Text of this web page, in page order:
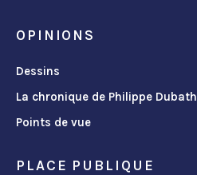
OPINIONS
Dessins
La chronique de Philippe Dubath
Points de vue
PLACE PUBLIQUE